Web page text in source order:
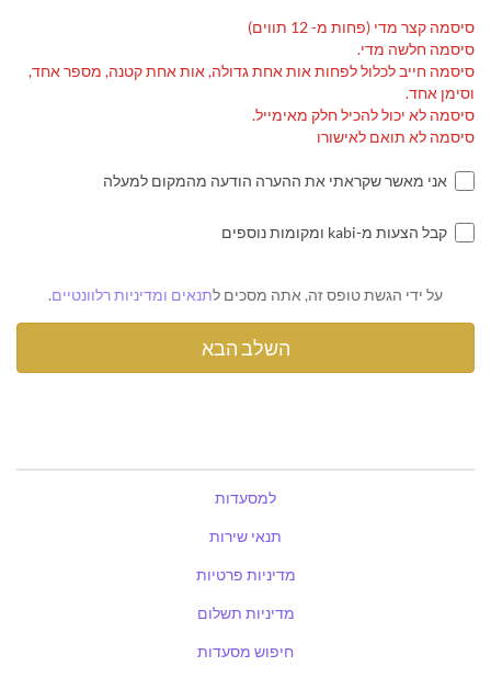
סיסמה קצר מדי (פחות מ- 12 תווים)
סיסמה חלשה מדי.
סיסמה חייב לכלול לפחות אות אחת גדולה, אות אחת קטנה, מספר אחד,
וסימן אחד.
סיסמה לא יכול להכיל חלק מאימייל.
סיסמה לא תואם לאישורו
אני מאשר שקראתי את ההערה הודעה מהמקום למעלה
קבל הצעות מ-kabi ומקומות נוספים
על ידי הגשת טופס זה, אתה מסכים לתנאים ומדיניות רלוונטיים.
למסעדות
תנאי שירות
מדיניות פרטיות
מדיניות תשלום
חיפוש מסעדות